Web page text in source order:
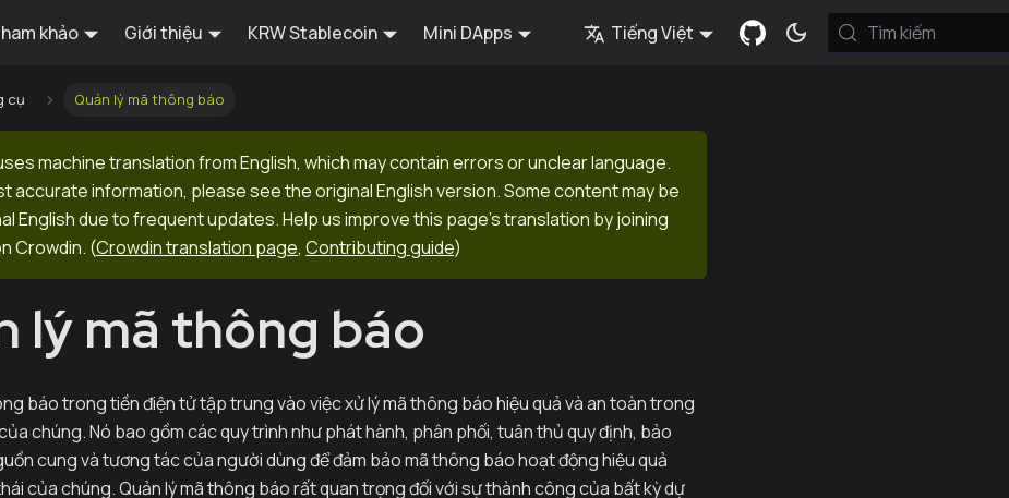
khảo Giới thiệu KRW Stablecoin Mini DApps Tiếng Việt Tìm kiếm
cụ Quản lý mã thông báo
machine translation from English, which may contain errors or unclear language.
accurate information, please see the original English version. Some content may be
English due to frequent updates. Help us improve this page's translation by joining
Crowdin. (Crowdin translation page, Contributing guide)
lý mã thông báo
báo trong tiền điện tử tập trung vào việc xử lý mã thông báo hiệu quả và an toàn trong
chúng. Nó bao gồm các quy trình như phát hành, phân phối, tuân thủ quy định, bảo
cung và tương tác của người dùng để đảm bảo mã thông báo hoạt động hiệu quả
của chúng. Quản lý mã thông báo rất quan trọng đối với sự thành công của bất kỳ dự